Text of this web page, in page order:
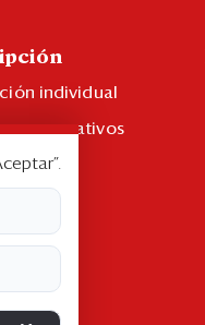
individual
corporativos